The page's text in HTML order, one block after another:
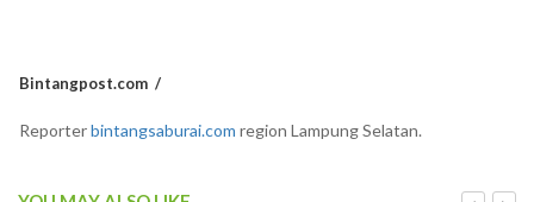
Bintangpost.com
Reporterbintangsaburai.com region Lampung Selatan.